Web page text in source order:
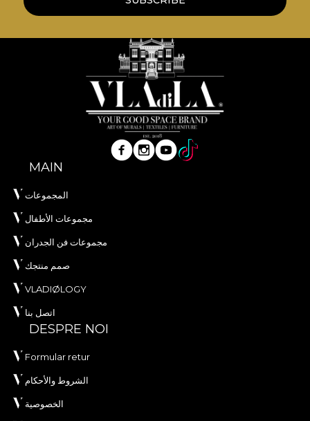
**House of VLAdiLA recomanda utilizarea
mod, te poti bucura de un proces de redecorare
rapid, sigur si eficient, care se ridica la cele mai inalte
standarde de calitate.
MAIN
المجموعات
مجموعات الأطفال
مجموعات فن الجدران
صمم منتجك
VLADIØLOGY
اتصل بنا
DESPRE NOI
Formular retur
الشروط والأحكام
الخصوصية